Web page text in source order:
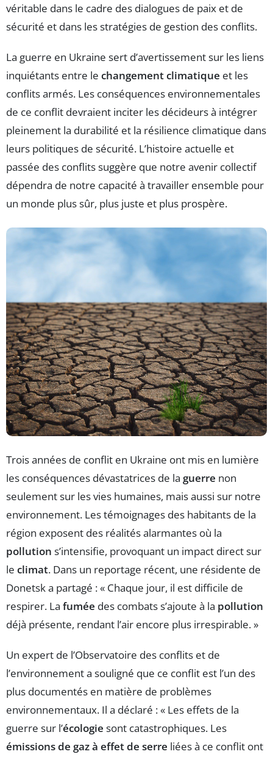
véritable dans le cadre des dialogues de paix et de
sécurité et dans les stratégies de gestion des conflits.
La guerre en Ukraine sert d’avertissement sur les liens
inquiétants entre le changement climatique et les
conflits armés. Les conséquences environnementales
de ce conflit devraient inciter les décideurs à intégrer
pleinement la durabilité et la résilience climatique dans
leurs politiques de sécurité. L’histoire actuelle et
passée des conflits suggère que notre avenir collectif
dépendra de notre capacité à travailler ensemble pour
un monde plus sûr, plus juste et plus prospère.
Trois années de conflit en Ukraine ont mis en lumière
les conséquences dévastatrices de la guerre non
seulement sur les vies humaines, mais aussi sur notre
environnement. Les témoignages des habitants de la
région exposent des réalités alarmantes où la
pollution s’intensifie, provoquant un impact direct sur
le climat. Dans un reportage récent, une résidente de
Donetsk a partagé : « Chaque jour, il est difficile de
respirer. La fumée des combats s’ajoute à la pollution
déjà présente, rendant l’air encore plus irrespirable. »
Un expert de l’Observatoire des conflits et de
l’environnement a souligné que ce conflit est l’un des
plus documentés en matière de problèmes
environnementaux. Il a déclaré : « Les effets de la
guerre sur l’écologie sont catastrophiques. Les
émissions de gaz à effet de serre liées à ce conflit ont